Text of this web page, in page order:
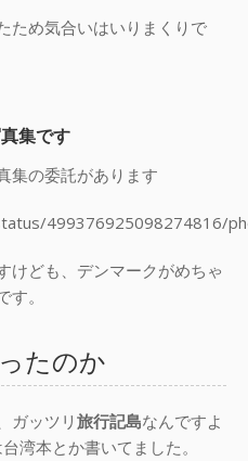
ため気合いはいりまくりで
集です
集の委託があります
499376925098274816/
けども、デンマークがめちゃ
。
たのか
ガッツリ 旅行記島なんですよ
湾本とか書いてました。